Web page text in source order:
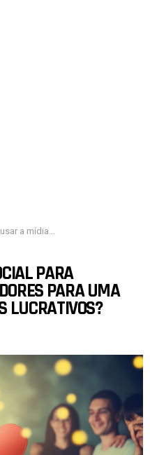
novos doadores para uma organização sem fins lucrativos?
PARA
PARA UMA
LUCRATIVOS?